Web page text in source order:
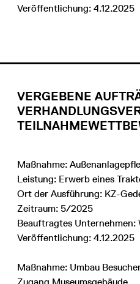
Veröffentlichung: 4.12.2025
VERGEBENE
Maßnahme:
Leistung: Erwerb eines
Ort der Ausführung: KZ-
Zeitraum: 5/2025
Beauftragtes Unternehmen:
Veröffentlichung: 4.12.2025
Maßnahme: Umbau